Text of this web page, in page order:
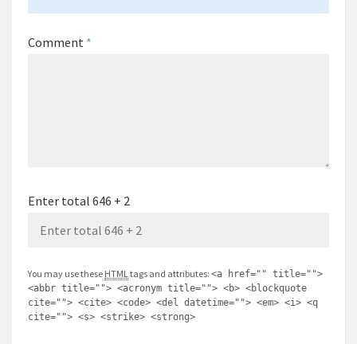
Comment *
Enter total 646 + 2
You may use these HTMLtags and attributes: <a href="" title="">
<abbr title=""> <acronym title=""> <b> <blockquote
cite=""> <cite> <code> <del datetime=""> <em> <i> <q
cite=""> <s> <strike> <strong>